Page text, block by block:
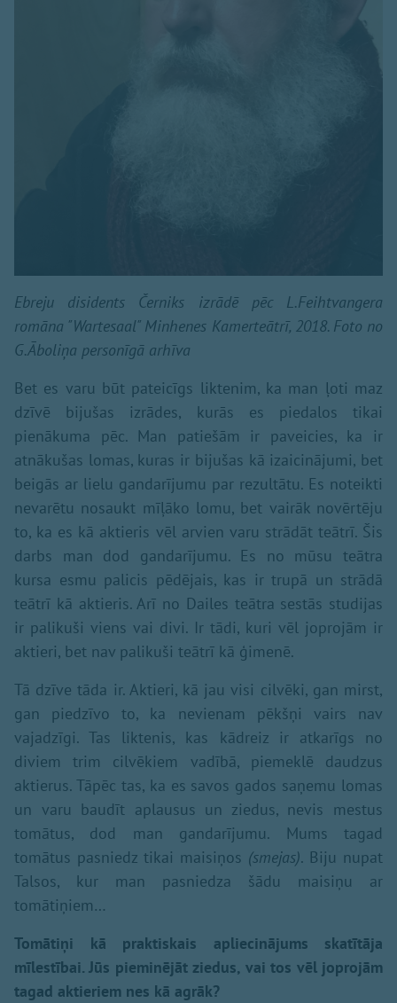
Ebreju disidents Černiks izrādē pēc L.Feihtvangera
romāna "Wartesaal" Minhenes Kamerteātrī, 2018. Foto no
G.Āboliņa personīgā arhīva
Bet es varu būt pateicīgs liktenim, ka man ļoti maz
dzīvē bijušas izrādes, kurās es piedalos tikai
pienākuma pēc. Man patiešām ir paveicies, ka ir
atnākušas lomas, kuras ir bijušas kā izaicinājumi, bet
beigās ar lielu gandarījumu par rezultātu. Es noteikti
nevarētu nosaukt mīļāko lomu, bet vairāk novērtēju
to, ka es kā aktieris vēl arvien varu strādāt teātrī. Šis
darbs man dod gandarījumu. Es no mūsu teātra
kursa esmu palicis pēdējais, kas ir trupā un strādā
teātrī kā aktieris. Arī no Dailes teātra sestās studijas
ir palikuši viens vai divi. Ir tādi, kuri vēl joprojām ir
aktieri, bet nav palikuši teātrī kā ģimenē.
Tā dzīve tāda ir. Aktieri, kā jau visi cilvēki, gan mirst,
gan piedzīvo to, ka nevienam pēkšņi vairs nav
vajadzīgi. Tas liktenis, kas kādreiz ir atkarīgs no
diviem trim cilvēkiem vadībā, piemeklē daudzus
aktierus. Tāpēc tas, ka es savos gados saņemu lomas
un varu baudīt aplausus un ziedus, nevis mestus
tomātus, dod man gandarījumu. Mums tagad
tomātus pasniedz tikai maisiņos (smejas). Biju nupat
Talsos, kur man pasniedza šādu maisiņu ar
tomātiņiem…
Tomātiņi kā praktiskais apliecinājums skatītāja
mīlestībai. Jūs pieminējāt ziedus, vai tos vēl joprojām
tagad aktieriem nes kā agrāk?